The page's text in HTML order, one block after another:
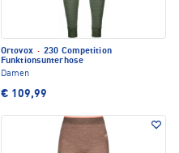
Ortovox · 230 Competition
Funktionsunterhose
Damen
€ 109,99